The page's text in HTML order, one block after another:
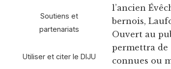
Soutiens et
partenariats
Utiliser et citer le DIJU
l’ancien
bernois,
Ouvert au
permettra de
connues ou